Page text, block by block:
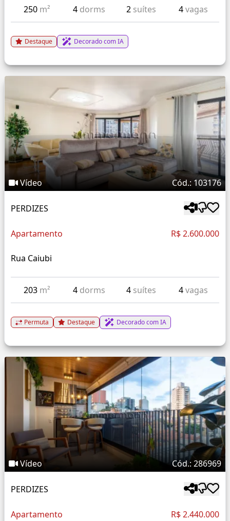
250 m² 4 dorms 2 suítes 4vagas
Destaque Decorado com IA
Vídeo Cód.: 103176
PERDIZES
Apartamento R$ 2.600.000
Rua Caiubi
203 m² 4 dorms 4 suítes 4vagas
Permuta Destaque Decorado com IA
Vídeo Cód.: 286969
PERDIZES
Apartamento R$ 2.440.000